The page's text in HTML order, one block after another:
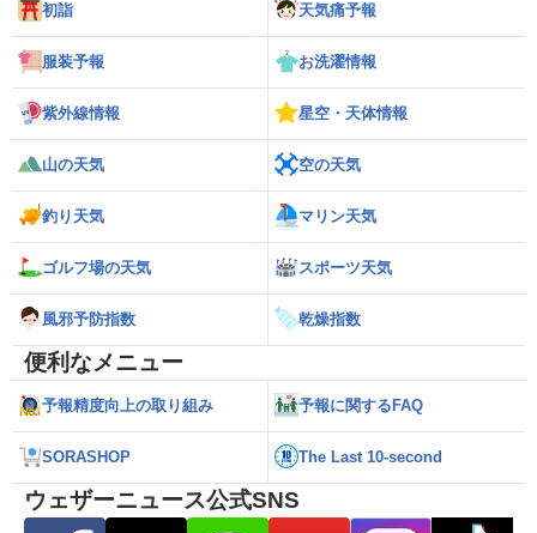
初詣 天気痛予報
服装予報 お洗濯情報
紫外線情報 星空・天体情報
山の天気 空の天気
釣り天気 マリン天気
ゴルフ場の天気 スポーツ天気
風邪予防指数 乾燥指数
便利なメニュー
予報精度向上の取り組み 予報に関するFAQ
SORASHOP The Last 10-second
ウェザーニュース公式SNS